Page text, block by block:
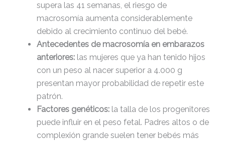
readme.html
7.23
KB
robots.txt 130 B
2023-
wp-activate.php
KB
06-03
08:40:32
supera las 41 semanas, el riesgo de
macrosomía aumenta considerablemente
debido al crecimiento continuo del bebé.
Antecedentes de macrosomía en embarazos
anteriores:las mujeres que ya han tenido hijos
con un peso al nacer superior a 4.000 g
presentan mayor probabilidad de repetir este
patrón.
Factores genéticos:la talla de los progenitores
puede influir en el peso fetal. Padres altos o de
complexión grande suelen tener bebés más